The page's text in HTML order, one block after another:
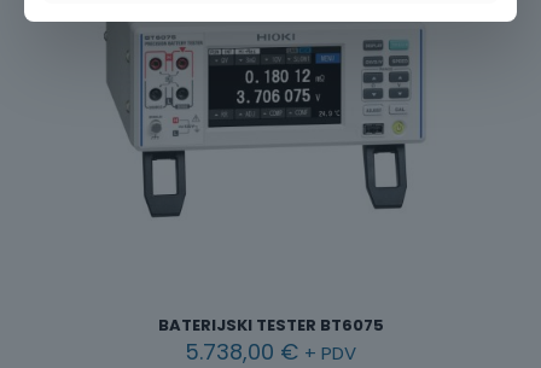
BATERIJSKI TESTER BT6075
5.738,00 € + PDV